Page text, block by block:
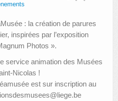
: la création de parures
inspirées par l’exposition
Photos ».
service animation des Musées
Nicolas !
est sur inscription au
be